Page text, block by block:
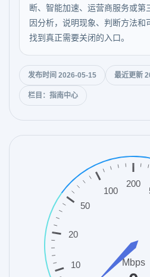
断、智能加速、运营商服务或第
因分析，说明现象、判断方法和
找到真正需要关闭的入口。
发布时间 2026-05-15 最近更新
栏目：指南中心